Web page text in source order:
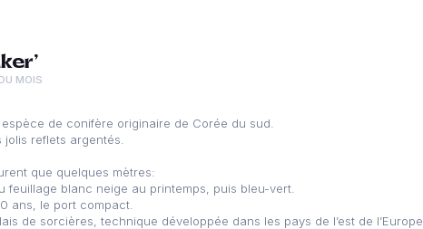
MOIS
de conifère originaire de Corée du sud.
reflets argentés.
que quelques mètres:
feuillage blanc neige au printemps, puis bleu-vert.
ans, le port compact.
de sorcières, technique développée dans les pays de l’est de l’Europe.